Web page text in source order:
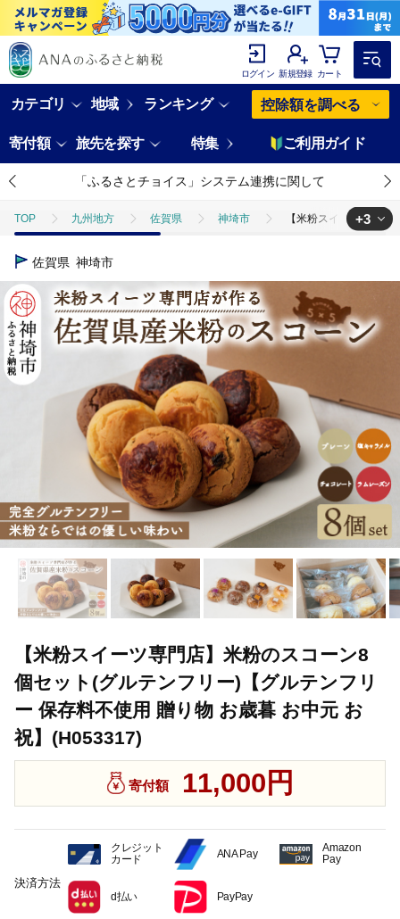
ログイン 新規登録 カート
カテゴリ 地域 ランキング 控除額を調べる
寄付額 旅先を探す 特集 ご利用ガイド
「ふるさとチョイス」システム連携に関して
TOP 九州地方 佐賀県 神埼市 【米粉スイーツ専門
TOP
TOP 洋菓子 焼き菓子
TOP パン・菓子類 洋菓子 ほかの洋菓子 【米粉スイ
+3
佐賀県 神埼市
【米粉スイーツ専門店】米粉のスコーン8
個セット(グルテンフリー)【グルテンフリ
ー 保存料不使用 贈り物 お歳暮 お中元 お
祝】(H053317)
寄付額 11,000円
決済方法
クレジット
カード
ANA Pay
Amazon
Pay
d払い PayPay